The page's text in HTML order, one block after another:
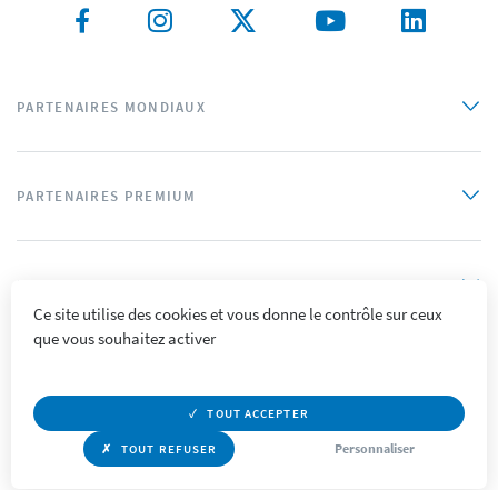
PARTENAIRES MONDIAUX
PARTENAIRES PREMIUM
Accessibilité
© Supercolor
Ce site utilise des cookies et vous donne le contrôle sur ceux
que vous souhaitez activer
TOUT ACCEPTER
TOUT REFUSER Personnaliser